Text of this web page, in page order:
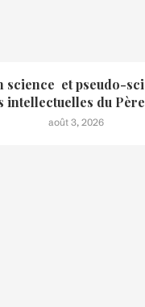
science et pseudo-
intellectuelles du
août 3, 2026